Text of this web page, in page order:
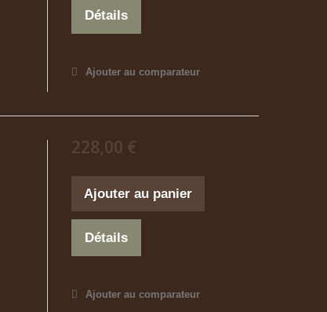
Détails
Ajouter au comparateur
228,00 €
Ajouter au panier
Détails
Ajouter au comparateur